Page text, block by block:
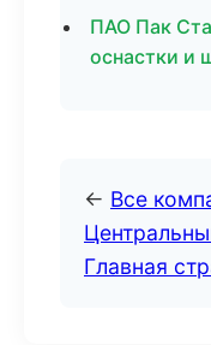
ПАО Пак
оснастки и
← Все
Главная